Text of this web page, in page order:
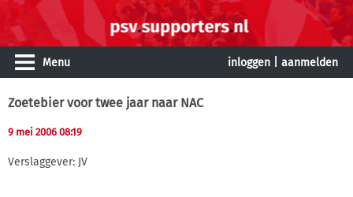
Menu inloggen aanmelden
Zoetebier voor twee jaar naar NAC
9 mei 2006 08:19
Verslaggever: JV